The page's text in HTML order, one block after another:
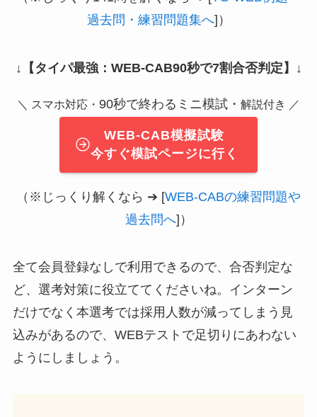
過去問・練習問題集へ]）
↓ 【タイパ最強：WEB-CAB90秒で7割合否判定】 ↓
＼ スマホ対応・ 90秒で終わるミニ模試・ 解説付き ／
WEB-CAB模擬試験
今すぐ模試ページに行く
（※じっくり解くなら ➔ [WEB-CABの練習問題や
過去問へ]）
全て会員登録なしで利用できるので、合否判定な
ど、選考対策に役立ててくださいね。インターン
だけでなく本選考では採用人数が減ってしまう見
込みがあるので、WEBテストで足切りにあわない
ようにしましょう。